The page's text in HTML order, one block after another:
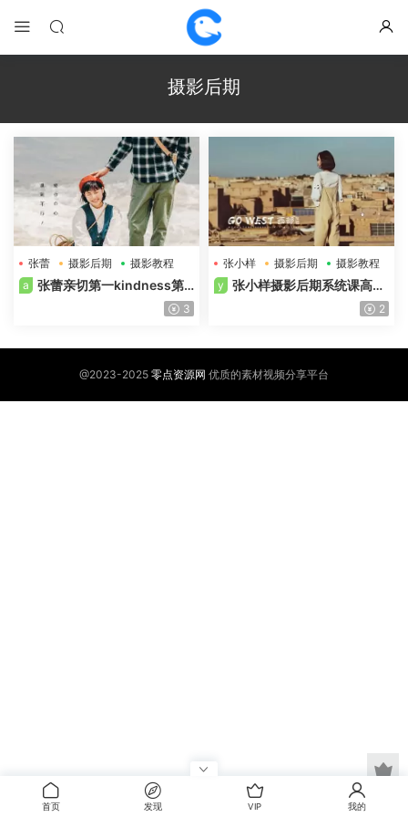
摄影后期
张蕾 摄影后期
摄影教程
a
张蕾亲切第一kindness第4
1期摄影后期高清画质含素材 3
张小样 摄影后期
摄影教程
y
张小样摄影后期系统课高清
2
@2023-2025 零点资源网 优质的素材视频分享平台
首页 发现 VIP 我的